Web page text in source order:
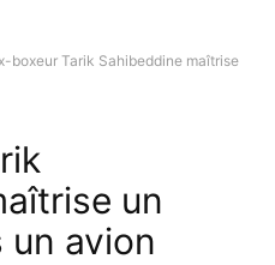
boxeur Tarik Sahibeddine maîtrise
un
avion